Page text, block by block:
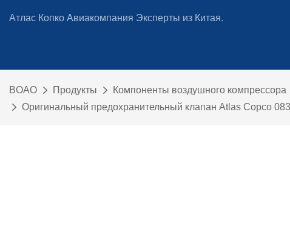
Атлас Копко Авиакомпания Эксперты из Китая.
BOAO Продукты Компоненты воздушного компрессора
Оригинальный предохранительный клапан Atlas Copco